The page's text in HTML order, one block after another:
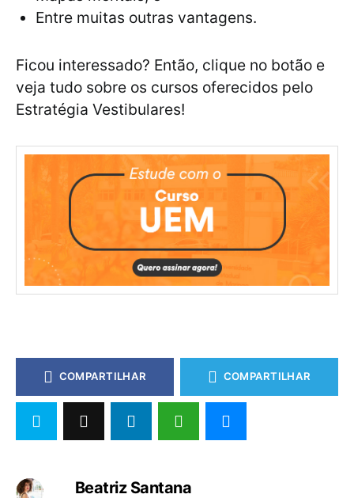
Entre muitas outras vantagens.
Ficou interessado? Então, clique no botão e
veja tudo sobre os cursos oferecidos pelo
Estratégia Vestibulares!
COMPARTILHAR COMPARTILHAR
Beatriz Santana